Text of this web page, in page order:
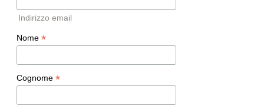
Indirizzo email
Nome *
Cognome *